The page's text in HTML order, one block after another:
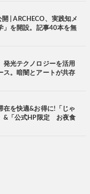
| ARCHECO、実践知メ
」を開設。記事40本を無
発光テクノロジーを活用
ス。暗闇とアートが共存
在を快適&お得に!「じゃ
&「公式HP限定 お夜食